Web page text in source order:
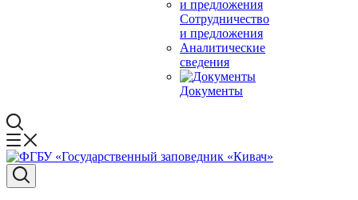
Сотрудничество
и предложения
Аналитические
сведения
Документы